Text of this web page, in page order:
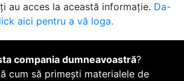
au acces la această informație. Da-
aici pentru a vă loga.
compania dumneavoastră?
cum să primești materialele de